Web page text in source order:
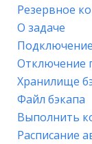
Резервное
О задаче
Отключение
Хранилище
Файл бэкапа
Выполнить
Расписание